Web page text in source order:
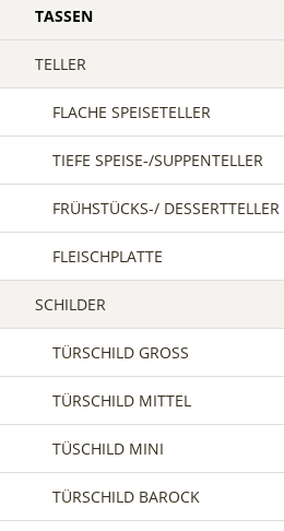
TASSEN
TELLER
FLACHE SPEISETELLER
TIEFE SPEISE-/SUPPENTELLER
FRÜHSTÜCKS-/ DESSERTTELLER
FLEISCHPLATTE
SCHILDER
TÜRSCHILD GROSS
TÜRSCHILD MITTEL
TÜSCHILD MINI
TÜRSCHILD BAROCK